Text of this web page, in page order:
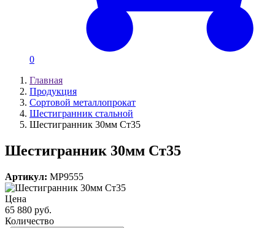
0
Главная
Продукция
Сортовой металлопрокат
Шестигранник стальной
Шестигранник 30мм Ст35
Шестигранник 30мм Ст35
Артикул: MP9555
Цена
65 880 руб.
Количество